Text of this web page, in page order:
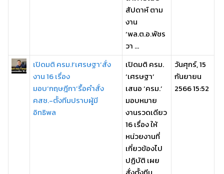
สัปดาห์ ตาม
งาน
‘พล.ต.อ.พัชร
วา ...
เปิดมติ ครม.!‘เศรษฐา’สั่ง
งาน 16 เรื่อง
มอบ‘กฤษฎีกา’รื้อคำสั่ง
คสช.-ตั้งทีมปราบผู้มี
อิทธิพล
เปิดมติ ครม.
‘เศรษฐา’
เสนอ ‘ครม.’
มอบหมาย
งานรวดเดียว
16 เรื่อง ให้
หน่วยงานที่
เกี่ยวข้องไป
ปฏิบัติ เผย
วันศุกร์, 15
กันยายน
2566 15:52